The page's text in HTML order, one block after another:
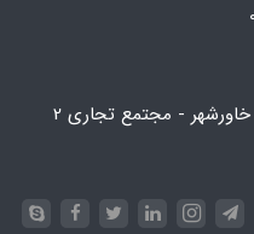
تهران - جاده امام رضا - شهرک خاورشهر - مجتمع تجاری 2